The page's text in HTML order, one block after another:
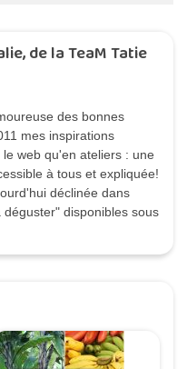
de la TeaM Tatie
des bonnes
mes inspirations
web qu'en ateliers : une
à tous et expliquée!
déclinée dans
disponibles sous